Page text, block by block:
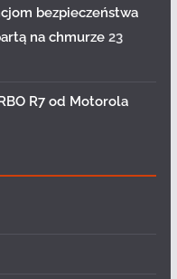
bezpieczeństwa
na chmurze 23
R7 od Motorola